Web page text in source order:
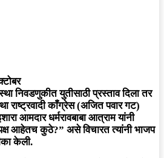
निवडणुकीत युतीसाठी प्रस्ताव दिला तर
राष्ट्रवादी काँग्रेस (अजित पवार गट)
आमदार धर्मरावबाबा आत्राम यांनी
पक्ष आहेतच कुठे?” असे विचारत त्यांनी भाजप
केली.